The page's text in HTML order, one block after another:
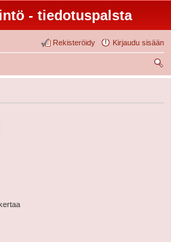
- tiedotuspalsta
Kirjaudu sisään
Rekisteröidy
tsi